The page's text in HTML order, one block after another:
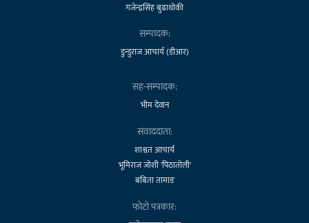
गजेन्द्रसिंह बुढाथोकी
सम्पादक:
डुन्डुराज आचार्य (डीआर)
सह-सम्पादक:
भीम देवान
संवाददाता:
शाश्वत आचार्य
भूमिराज जोशी 'पिठातोली'
बबिता तामाङ
फोटो पत्रकार: